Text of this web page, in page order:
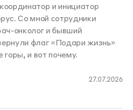
и инициатор
Со мной сотрудники
онколог и бывший
флаг «Подари жизнь»
горы, и вот почему.
27.07.2026